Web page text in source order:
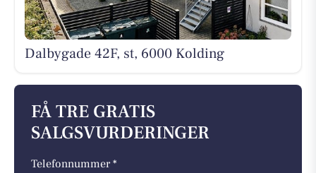
Dalbygade 42F, st, 6000 Kolding
FÅ TRE GRATIS
SALGSVURDERINGER
Telefonnummer *